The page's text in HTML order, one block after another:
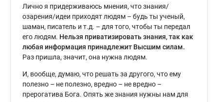
Лично я придерживаюсь мнения, что знания/
озарения/идеи приходят людям – будь ты ученый,
шаман, писатель и т.д. – для того, чтобы ты передал
его людям. Нельзя приватизировать знания, так как
любая информация принадлежит Высшим силам.
Раз пришла, значит, она нужна людям.
И, вообще, думаю, что решать за другого, что ему
полезно – не полезно, вредно – не вредно –
прерогатива Бога. Опять же знания нужны нам для